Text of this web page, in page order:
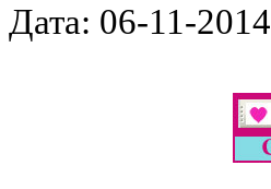
Дата: 06-11-2014